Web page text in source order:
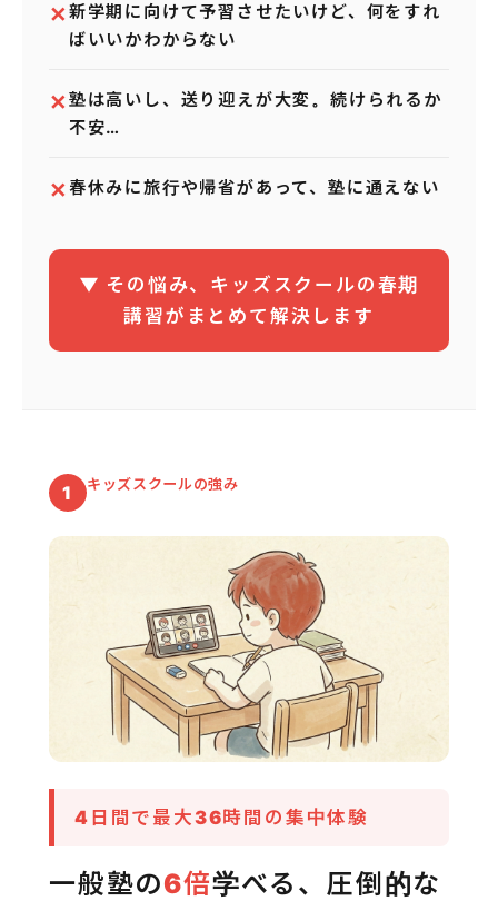
✕新学期に向けて予習させたいけど、何をすれ
ばいいかわからない
✕塾は高いし、送り迎えが大変。続けられるか
不安…
✕春休みに旅行や帰省があって、塾に通えない
▼ その悩み、キッズスクールの春期
講習がまとめて解決します
1 キッズスクールの強み
4日間で最大36時間の集中体験
一般塾の6倍学べる、圧倒的な